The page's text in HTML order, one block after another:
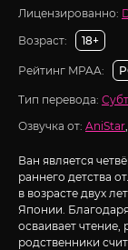
Лицензированно:
Возраст:
18+
Рейтинг MPAA:
Тип перевода:
Озвучка от: AniStar,
Ван является
раннего детства
в возрасте двух
Японии.
осваивает чтение,
родственники